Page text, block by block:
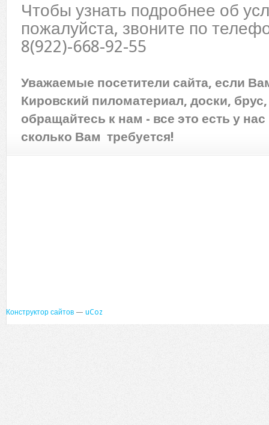
Чтобы узнать подробнее об
пожалуйста, звоните по
8(922)-668-92-55
Уважаемые посетители сайта, если
Кировский пиломатериал, доски,
обращайтесь к нам - все это есть у нас
сколько Вам требуется!
Конструктор сайтов — uCoz